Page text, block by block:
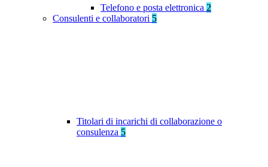
Telefono e posta elettronica 2
Consulenti e collaboratori 5
Titolari di incarichi di collaborazione o
consulenza 5